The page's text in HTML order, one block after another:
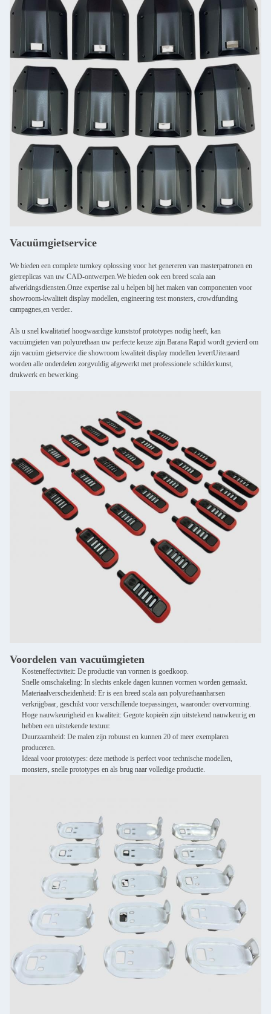
Vacuümgietservice
We bieden een complete turnkey oplossing voor het genereren van masterpatronen en
gietreplicas van uw CAD-ontwerpen.We bieden ook een breed scala aan
afwerkingsdiensten.Onze expertise zal u helpen bij het maken van componenten voor
showroom-kwaliteit display modellen, engineering test monsters, crowdfunding
campagnes,en verder..
Als u snel kwalitatief hoogwaardige kunststof prototypes nodig heeft, kan
vacuümgieten van polyurethaan uw perfecte keuze zijn.Barana Rapid wordt gevierd om
zijn vacuüm gietservice die showroom kwaliteit display modellen levertUiteraard
worden alle onderdelen zorgvuldig afgewerkt met professionele schilderkunst,
drukwerk en bewerking.
Voordelen van vacuümgieten
Kosteneffectiviteit: De productie van vormen is goedkoop.
Snelle omschakeling: In slechts enkele dagen kunnen vormen worden gemaakt.
Materiaalverscheidenheid: Er is een breed scala aan polyurethaanharsen
verkrijgbaar, geschikt voor verschillende toepassingen, waaronder overvorming.
Hoge nauwkeurigheid en kwaliteit: Gegote kopieën zijn uitstekend nauwkeurig en
hebben een uitstekende textuur.
Duurzaamheid: De malen zijn robuust en kunnen 20 of meer exemplaren
produceren.
Ideaal voor prototypes: deze methode is perfect voor technische modellen,
monsters, snelle prototypes en als brug naar volledige productie.